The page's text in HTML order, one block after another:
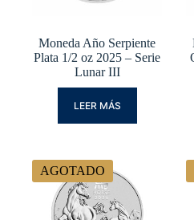
Moneda Año Serpiente
Plata 1/2 oz 2025 – Serie
Lunar III
LEER MÁS
AGOTADO